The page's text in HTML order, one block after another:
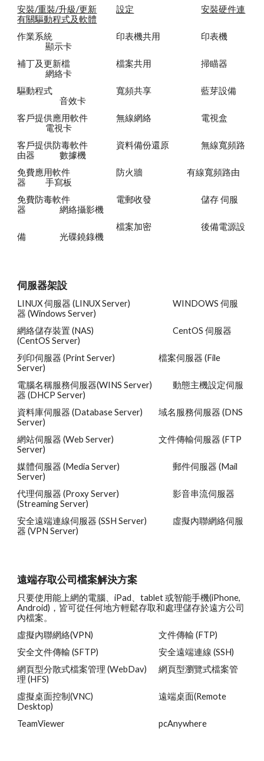
安裝/重裝/升級/更新 設定
安裝硬件連
有關驅動程式及軟體
作業系統
印表機共用
印表機
顯示卡
補丁及更新檔
檔案共用
掃瞄器
網絡卡
驅動程式
寬頻共享
藍芽設備
音效卡
客戶提供應用軟件
無線網絡
電視盒
電視卡
客戶提供防毒軟件
資料備份還原
無線寬頻路
由器
數據機
免費應用軟件
防火牆
有線寬頻路由
器
手寫板
免費防毒軟件
電郵收發
儲存 伺服
器
網絡攝影機
檔案加密
後備電源設
備
光碟鐃錄機
伺服器架設
LINUX 伺服器 (LINUX Server)
WINDOWS 伺服
器 (Windows Server)
網絡儲存裝置 (NAS)
CentOS 伺服器
(CentOS Server)
列印伺服器 (Print Server)
檔案伺服器 (File
Server)
電腦名稱服務伺服器(WINS Server)
動態主機設定伺服
器 (DHCP Server)
資料庫伺服器 (Database Server)
域名服務伺服器 (DNS
Server)
網站伺服器 (Web Server)
文件傳輸伺服器 (FTP
Server)
媒體伺服器 (Media Server)
郵件伺服器 (Mail
Server)
代理伺服器 (Proxy Server)
影音串流伺服器
(Streaming Server)
安全遠端連線伺服器 (SSH Server)
虛擬內聯網絡伺服
器 (VPN Server)
遠端存取公司檔案解決方案
只要使用能上網的電腦、iPad、tablet 或智能手機(iPhone,
Android)，皆可從任何地方輕鬆存取和處理儲存於遠方公司
內檔案。
虛擬內聯網絡(VPN)
文件傳輸 (FTP)
安全文件傳輸 (SFTP)
安全遠端連線 (SSH)
網頁型分散式檔案管理 (WebDav)
網頁型瀏覽式檔案管
理 (HFS)
虛擬桌面控制(VNC)
遠端桌面(Remote
Desktop)
TeamViewer
pcAnywhere